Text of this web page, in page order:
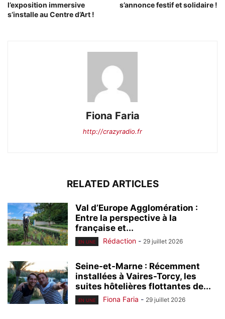
l’exposition immersive
s’installe au Centre d’Art !
s’annonce festif et solidaire !
Fiona Faria
http://crazyradio.fr
RELATED ARTICLES
Val d’Europe Agglomération :
Entre la perspective à la
française et...
EN UNE Rédaction - 29 juillet 2026
Seine-et-Marne : Récemment
installées à Vaires-Torcy, les
suites hôtelières flottantes de...
EN UNE Fiona Faria - 29 juillet 2026